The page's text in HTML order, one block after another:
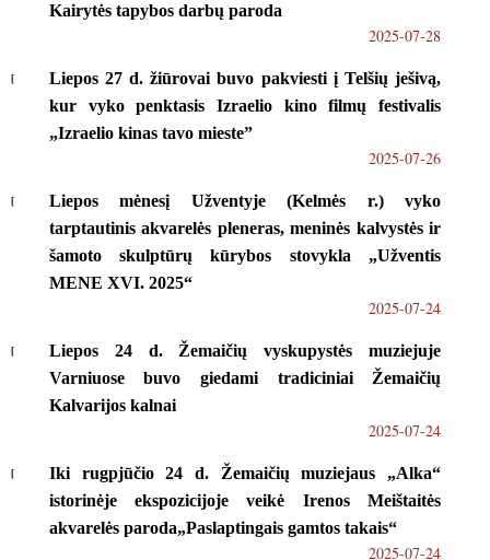
Kairytės tapybos darbų paroda
2025-07-28
Liepos 27 d. žiūrovai buvo pakviesti į Telšių ješivą,
kur vyko penktasis Izraelio kino filmų festivalis
„Izraelio kinas tavo mieste”
2025-07-26
Liepos mėnesį Užventyje (Kelmės r.) vyko
tarptautinis akvarelės pleneras, meninės kalvystės ir
šamoto skulptūrų kūrybos stovykla „Užventis
MENE XVI. 2025“
2025-07-24
Liepos 24 d. Žemaičių vyskupystės muziejuje
Varniuose buvo giedami tradiciniai Žemaičių
Kalvarijos kalnai
2025-07-24
Iki rugpjūčio 24 d. Žemaičių muziejaus „Alka“
istorinėje ekspozicijoje veikė Irenos Meištaitės
akvarelės paroda„Paslaptingais gamtos takais“
2025-07-24